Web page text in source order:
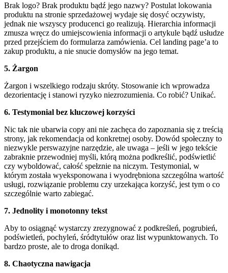
Brak logo? Brak produktu bądź jego nazwy? Postulat lokowania
produktu na stronie sprzedażowej wydaje się dosyć oczywisty,
jednak nie wszyscy producenci go realizują. Hierarchia informacji
zmusza wręcz do umiejscowienia informacji o artykule bądź usłudze
przed przejściem do formularza zamówienia. Cel landing page’a to
zakup produktu, a nie snucie domysłów na jego temat.
5. Żargon
Żargon i wszelkiego rodzaju skróty. Stosowanie ich wprowadza
dezorientację i stanowi ryzyko niezrozumienia. Co robić? Unikać.
6. Testymonial bez kluczowej korzyści
Nic tak nie ubarwia copy ani nie zachęca do zapoznania się z treścią
strony, jak rekomendacja od konkretnej osoby. Dowód społeczny to
niezwykle perswazyjne narzędzie, ale uwaga – jeśli w jego tekście
zabraknie przewodniej myśli, którą można podkreślić, podświetlić
czy wyboldować, całość spełznie na niczym. Testymonial, w
którym została wyeksponowana i wyodrębniona szczególna wartość
usługi, rozwiązanie problemu czy urzekająca korzyść, jest tym o co
szczególnie warto zabiegać.
7. Jednolity i monotonny tekst
Aby to osiągnąć wystarczy zrezygnować z podkreśleń, pogrubień,
podświetleń, pochyleń, śródtytułów oraz list wypunktowanych. To
bardzo proste, ale to droga donikąd.
8. Chaotyczna nawigacja